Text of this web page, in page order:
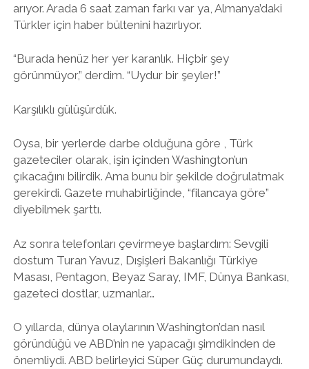
arıyor. Arada 6 saat zaman farkı var ya, Almanya’daki
Türkler için haber bültenini hazırlıyor.
“Burada henüz her yer karanlık. Hiçbir şey
görünmüyor,” derdim. “Uydur bir şeyler!”
Karşılıklı gülüşürdük.
Oysa, bir yerlerde darbe olduğuna göre , Türk
gazeteciler olarak, işin içinden Washington’un
çıkacağını bilirdik. Ama bunu bir şekilde doğrulatmak
gerekirdi. Gazete muhabirliğinde, “filancaya göre”
diyebilmek şarttı.
Az sonra telefonları çevirmeye başlardım: Sevgili
dostum Turan Yavuz, Dışişleri Bakanlığı Türkiye
Masası, Pentagon, Beyaz Saray, IMF, Dünya Bankası,
gazeteci dostlar, uzmanlar…
O yıllarda, dünya olaylarının Washington’dan nasıl
göründüğü ve ABD’nin ne yapacağı şimdikinden de
önemliydi. ABD belirleyici Süper Güç durumundaydı.